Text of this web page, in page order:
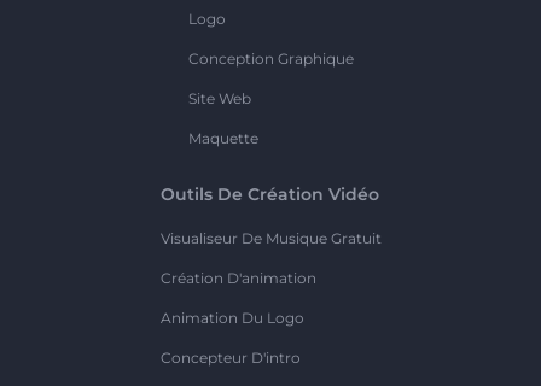
Logo
Conception Graphique
Site Web
Maquette
Outils De Création Vidéo
Visualiseur De Musique Gratuit
Création D'animation
Animation Du Logo
Concepteur D'intro